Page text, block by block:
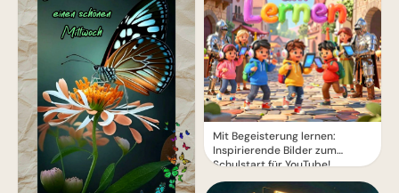
Mit Begeisterung lernen:
Inspirierende Bilder zum
Schulstart für YouTube!